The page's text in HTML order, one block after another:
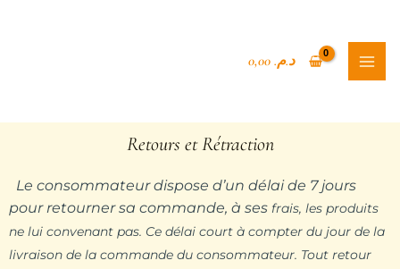
د.م.0,00
Retours et Rétraction
Le consommateur dispose d’un délai de 7 jours
pour retourner sa commande, à ses frais, les produits
ne lui convenant pas. Ce délai court à compter du jour de la
livraison de la commande du consommateur. Tout retour